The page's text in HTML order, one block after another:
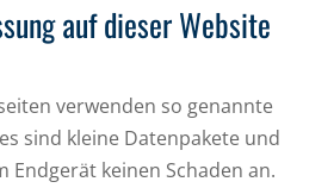
auf dieser Website
verwenden so genannte
sind kleine Datenpakete und
Endgerät keinen Schaden an.